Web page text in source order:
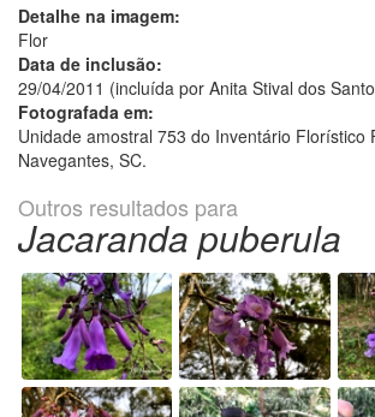
Detalhe na imagem:
Flor
Data de inclusão:
29/04/2011 (incluída por Anita Stival dos
Fotografada em:
Unidade amostral 753 do Inventário Florístico
Navegantes, SC.
Outros resultados para
Jacaranda puberula